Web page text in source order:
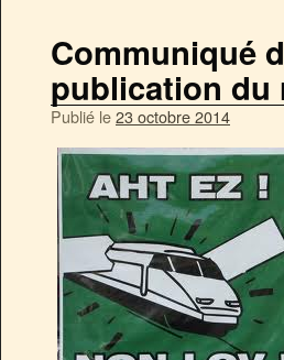
Communiqué
publication du
Publié le23 octobre 2014